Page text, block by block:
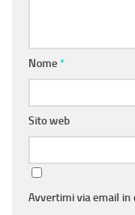
Nome*
Sito web
Avvertimi via email in